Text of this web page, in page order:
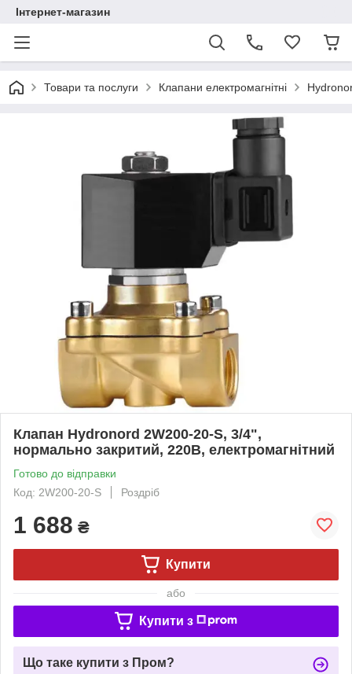
Інтернет-магазин
Товари та послуги Клапани електромагнітні
Клапан Hydronord 2W200-20-S, 3/4",
нормально закритий, 220В, електромагнітний
Готово до відправки
Код: 2W200-20-S
Роздріб
1 688 ₴
Купити
або
Купити з
Що таке купити з Пром?